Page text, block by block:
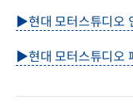
▶현대 모터스튜디오
▶현대 모터스튜디오